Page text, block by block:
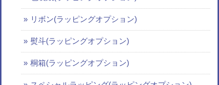
リボン(ラッピングオプション)
熨斗(ラッピングオプション)
桐箱(ラッピングオプション)